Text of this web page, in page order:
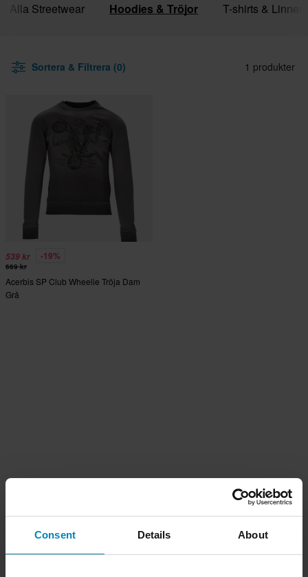
Consent Details About
Alla Streetwear Hoodies & Tröjor T-shirts & Linnen
Sortera & Filtrera (0) 1 produkter
539 kr -19%
669 kr
Acerbis SP Club Wheelie Tröja Dam
Grå